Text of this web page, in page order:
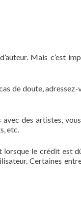
Mais c’est
de doute, adressez-
des artistes,
etc.
lorsque le crédit est
Certaines